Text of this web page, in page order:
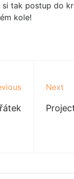
tak postup do
kole!
Next